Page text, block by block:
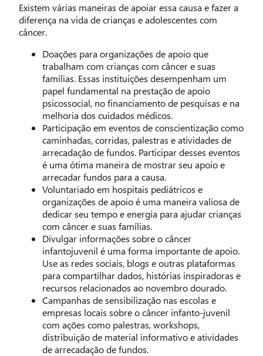
Existem várias maneiras de apoiar essa causa e fazer a
diferença na vida de crianças e adolescentes com
câncer.
Doações para organizações de apoio que
trabalham com crianças com câncer e suas
famílias. Essas instituições desempenham um
papel fundamental na prestação de apoio
psicossocial, no financiamento de pesquisas e na
melhoria dos cuidados médicos.
Participação em eventos de conscientização como
caminhadas, corridas, palestras e atividades de
arrecadação de fundos. Participar desses eventos
é uma ótima maneira de mostrar seu apoio e
arrecadar fundos para a causa.
Voluntariado em hospitais pediátricos e
organizações de apoio é uma maneira valiosa de
dedicar seu tempo e energia para ajudar crianças
com câncer e suas famílias.
Divulgar informações sobre o câncer
infantojuvenil é uma forma importante de apoio.
Use as redes sociais, blogs e outras plataformas
para compartilhar dados, histórias inspiradoras e
recursos relacionados ao novembro dourado.
Campanhas de sensibilização nas escolas e
empresas locais sobre o câncer infanto-juvenil
com ações como palestras, workshops,
distribuição de material informativo e atividades
de arrecadação de fundos.